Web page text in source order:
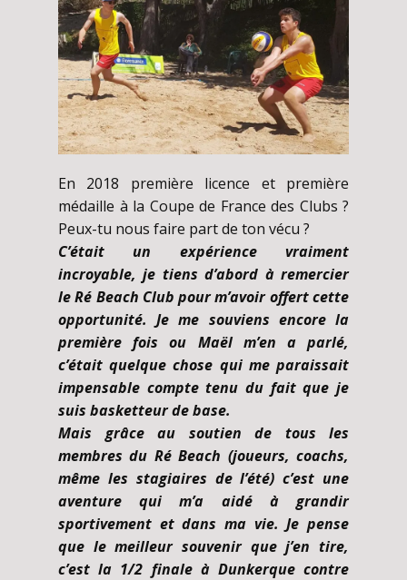
En 2018 première licence et première
médaille à la Coupe de France des Clubs ?
Peux-tu nous faire part de ton vécu ?
C’était un expérience vraiment
incroyable, je tiens d’abord à remercier
le Ré Beach Club pour m’avoir offert cette
opportunité. Je me souviens encore la
première fois ou Maël m’en a parlé,
c’était quelque chose qui me paraissait
impensable compte tenu du fait que je
suis basketteur de base.
Mais grâce au soutien de tous les
membres du Ré Beach (joueurs, coachs,
même les stagiaires de l’été) c’est une
aventure qui m’a aidé à grandir
sportivement et dans ma vie. Je pense
que le meilleur souvenir que j’en tire,
c’est la 1/2 finale à Dunkerque contre